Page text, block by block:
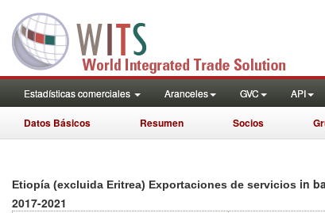
Estadísticas comerciales Aranceles GVC API
Datos Básicos Resumen Socios
Etiopía (excluida Eritrea) Exportaciones de servicios in
2017-2021